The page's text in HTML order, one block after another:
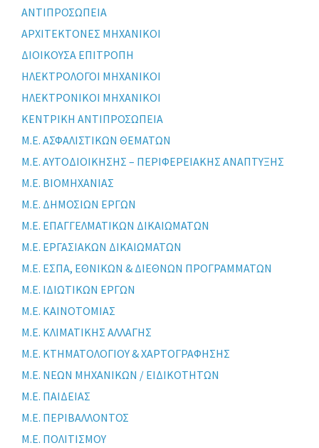
ΑΝΤΙΠΡΟΣΩΠΕΙΑ
ΑΡΧΙΤΕΚΤΟΝΕΣ ΜΗΧΑΝΙΚΟΙ
ΔΙΟΙΚΟΥΣΑ ΕΠΙΤΡΟΠΗ
ΗΛΕΚΤΡΟΛΟΓΟΙ ΜΗΧΑΝΙΚΟΙ
ΗΛΕΚΤΡΟΝΙΚΟΙ ΜΗΧΑΝΙΚΟΙ
ΚΕΝΤΡΙΚΗ ΑΝΤΙΠΡΟΣΩΠΕΙΑ
Μ.Ε. ΑΣΦΑΛΙΣΤΙΚΩΝ ΘΕΜΑΤΩΝ
Μ.Ε. ΑΥΤΟΔΙΟΙΚΗΣΗΣ – ΠΕΡΙΦΕΡΕΙΑΚΗΣ ΑΝΑΠΤΥΞΗΣ
Μ.Ε. ΒΙΟΜΗΧΑΝΙΑΣ
Μ.Ε. ΔΗΜΟΣΙΩΝ ΕΡΓΩΝ
Μ.Ε. ΕΠΑΓΓΕΛΜΑΤΙΚΩΝ ΔΙΚΑΙΩΜΑΤΩΝ
Μ.Ε. ΕΡΓΑΣΙΑΚΩΝ ΔΙΚΑΙΩΜΑΤΩΝ
Μ.Ε. ΕΣΠΑ, ΕΘΝΙΚΩΝ & ΔΙΕΘΝΩΝ ΠΡΟΓΡΑΜΜΑΤΩΝ
Μ.Ε. ΙΔΙΩΤΙΚΩΝ ΕΡΓΩΝ
Μ.Ε. ΚΑΙΝΟΤΟΜΙΑΣ
Μ.Ε. ΚΛΙΜΑΤΙΚΗΣ ΑΛΛΑΓΗΣ
Μ.Ε. ΚΤΗΜΑΤΟΛΟΓΙΟΥ & ΧΑΡΤΟΓΡΑΦΗΣΗΣ
Μ.Ε. ΝΕΩΝ ΜΗΧΑΝΙΚΩΝ / ΕΙΔΙΚΟΤΗΤΩΝ
Μ.Ε. ΠΑΙΔΕΙΑΣ
Μ.Ε. ΠΕΡΙΒΑΛΛΟΝΤΟΣ
Μ.Ε. ΠΟΛΙΤΙΣΜΟΥ